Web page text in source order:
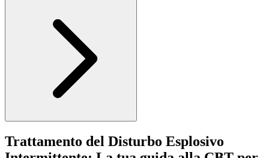
Trattamento del Disturbo Esplosivo